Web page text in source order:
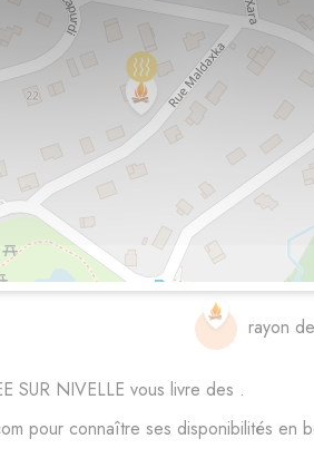
rayon
SUR NIVELLE vous livre des .
pour connaître ses disponibilités en